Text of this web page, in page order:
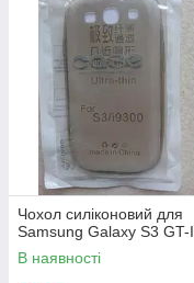
Чохол силіконовий для
Samsung Galaxy S3 GT-
В наявності